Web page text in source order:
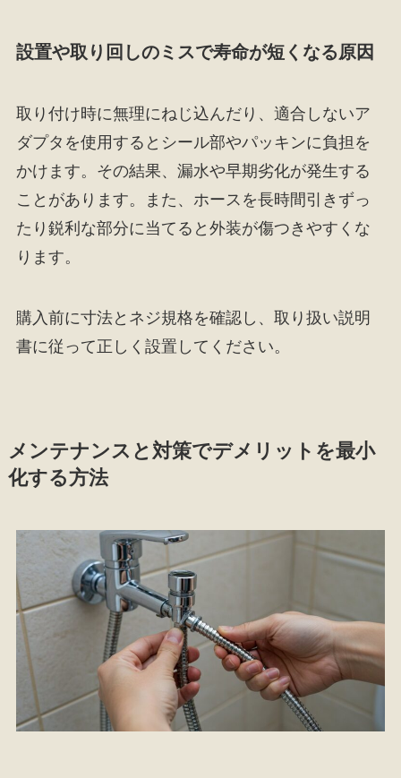
設置や取り回しのミスで寿命が短くなる原因
取り付け時に無理にねじ込んだり、適合しないア
ダプタを使用するとシール部やパッキンに負担を
かけます。その結果、漏水や早期劣化が発生する
ことがあります。また、ホースを長時間引きずっ
たり鋭利な部分に当てると外装が傷つきやすくな
ります。
購入前に寸法とネジ規格を確認し、取り扱い説明
書に従って正しく設置してください。
メンテナンスと対策でデメリットを最小
化する方法